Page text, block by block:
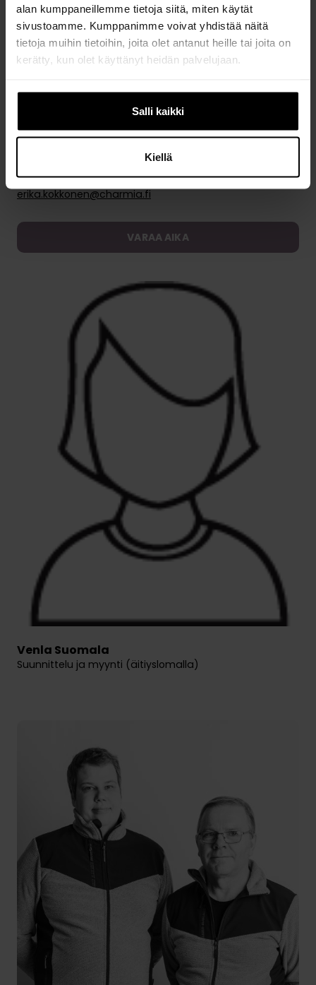
alan kumppaneillemme tietoja siitä, miten käytät
sivustoamme. Kumppanimme voivat yhdistää näitä
tietoja muihin tietoihin, joita olet antanut heille tai joita on
kerätty, kun olet käyttänyt heidän palvelujaan.
Salli kaikki
Kiellä
Erika Kokkonen
Suunnittelu ja myynti, myymäläpäällikkö
044 533 9338
erika.kokkonen@charmia.fi
VARAA AIKA
Venla Suomala
Suunnittelu ja myynti (äitiyslomalla)